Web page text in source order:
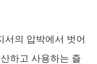
서의 압박에서 벗어
하고 사용하는 즐